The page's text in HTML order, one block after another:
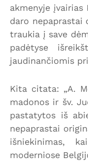
akmenyje
daro nepaprastai
traukia į save
padėtyse
jaudinančiomis
Kita citata: „A.
madonos ir šv.
pastatytos iš
nepaprastai
išniekinimas,
moderniose